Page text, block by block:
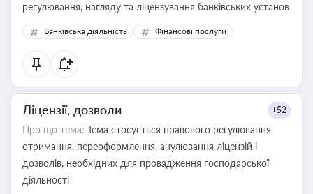
регулювання, нагляду та ліцензування банківських установ
Банківська діяльність Фінансові послуги
Ліцензії, дозволи +52
Про що тема: Тема стосується правового регулювання
отримання, переоформлення, анулювання ліцензій і
дозволів, необхідних для провадження господарської
діяльності